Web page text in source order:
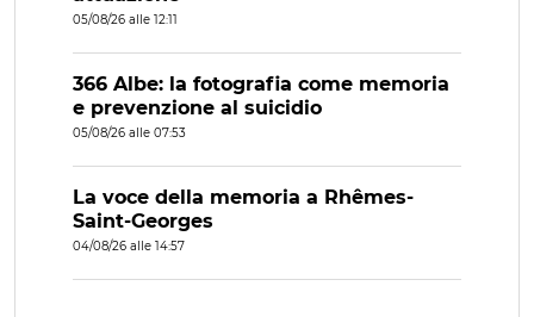
05/08/26 alle 12:11
366 Albe: la fotografia come memoria
e prevenzione al suicidio
05/08/26 alle 07:53
La voce della memoria a Rhêmes-
Saint-Georges
04/08/26 alle 14:57